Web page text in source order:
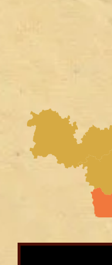
Mayawati on SP:
ब्राह्मणों को लुभाने के
CWG Silver Medalist
सम्मानजनक नौकरी